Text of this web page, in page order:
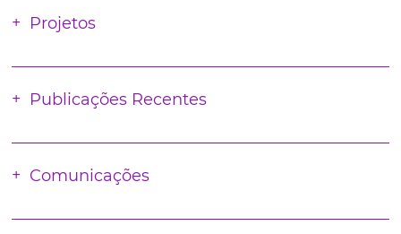
Projetos
Publicações Recentes
Comunicações